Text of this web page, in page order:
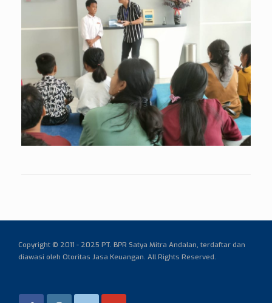
Copyright © 2011 - 2025 PT. BPR Satya Mitra Andalan, terdaftar dan
diawasi oleh Otoritas Jasa Keuangan. All Rights Reserved.